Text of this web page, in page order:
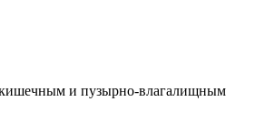
и пузырно-влагалищным